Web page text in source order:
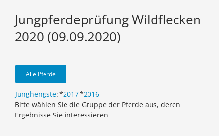
Jungpferdeprüfung Wildflecken
2020 (09.09.2020)
Alle Pferde
Junghengste:*2017*2016
Bitte wählen Sie die Gruppe der Pferde aus, deren
Ergebnisse Sie interessieren.